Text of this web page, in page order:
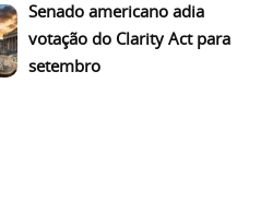
Senado americano adia
votação do Clarity Act para
setembro